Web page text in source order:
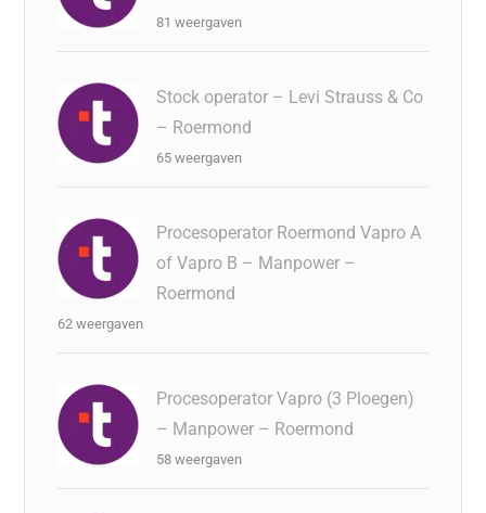
81 weergaven
Stock operator – Levi Strauss & Co
– Roermond
65 weergaven
Procesoperator Roermond Vapro A
of Vapro B – Manpower –
Roermond
62 weergaven
Procesoperator Vapro (3 Ploegen)
– Manpower – Roermond
58 weergaven